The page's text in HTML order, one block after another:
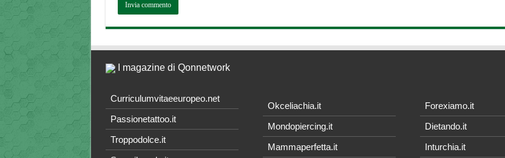
I magazine di Qonnetwork
Curriculumvitaeeuropeo.net
Passionetattoo.it
Troppodolce.it
Okceliachia.it
Mondopiercing.it
Mammaperfetta.it
Forexiamo.it
Dietando.it
Inturchia.it